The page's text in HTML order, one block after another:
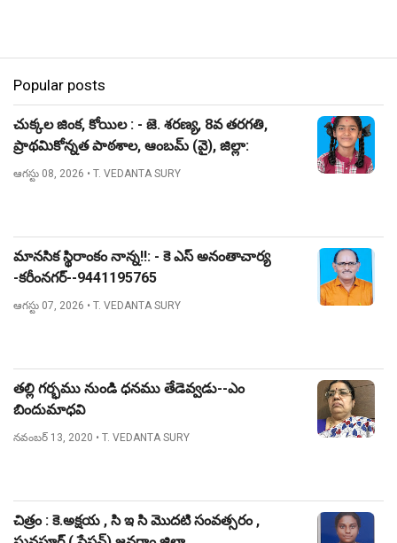
Popular posts
చుక్కల జింక, కోయిల : - జె. శరణ్య, 8వ తరగతి,
ప్రాథమికోన్నత పాఠశాల, ఆంబమ్ (వై), జిల్లా:
నిజామాబాద్.
ఆగస్టు 08, 2026 • T. VEDANTA SURY
మానసిక స్థిరాంకం నాన్న!!: - కె ఎస్ అనంతాచార్య
-కరీంనగర్--9441195765
ఆగస్టు 07, 2026 • T. VEDANTA SURY
తల్లి గర్భము నుండి ధనము తేడెవ్వడు--ఎం
బిందుమాధవి
నవంబర్ 13, 2020 • T. VEDANTA SURY
చిత్రం : కె.అక్షయ , సి ఇ సి మొదటి సంవత్సరం ,